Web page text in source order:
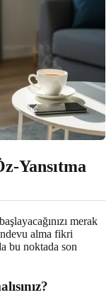
Yansıtma
merak
alma fikri
bu noktada son